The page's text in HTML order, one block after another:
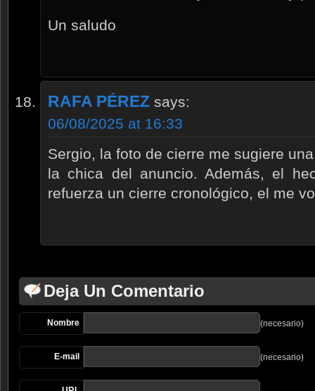
Un saludo
RAFA PÉREZ says:
06/08/2025 at 16:33
Sergio, la foto de cierre me sugiere
la chica del anuncio. Además, el
refuerza un cierre cronológico, el me
Deja Un Comentario
Nombre (necesario)
E-mail (necesario)